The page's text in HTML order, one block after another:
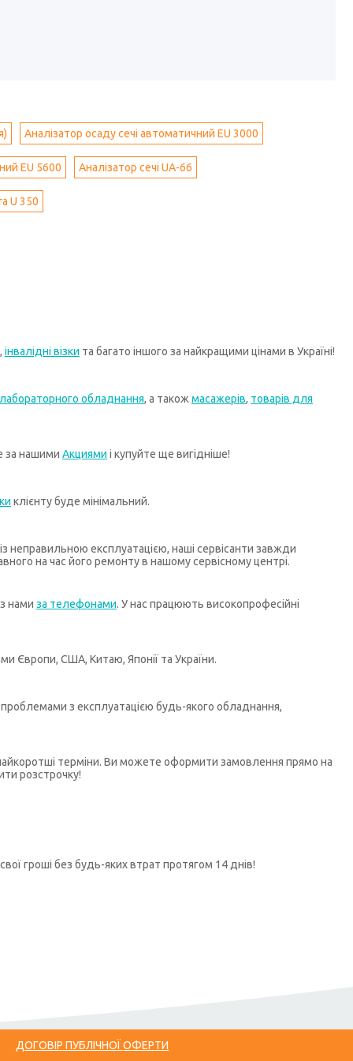
Аналізатор осаду сечі автоматичний EU 3000
EU 5600 Аналізатор сечі UA-66
U 350
, інвалідні візки та багато іншого за найкращими цінами в Україні!
лабораторного обладнання, а такожмасажерів, товарів для
за нашими Акциями і купуйте ще вигідніше!
клієнту буде мінімальний.
неправильною експлуатацією, наші сервісанти завжди
на час його ремонту в нашому сервісному центрі.
нами за телефонами. У нас працюють високопрофесійні
Європи, США, Китаю, Японії та України.
з експлуатацією будь-якого обладнання,
терміни. Ви можете оформити замовлення прямо на
розстрочку!
гроші без будь-яких втрат протягом 14 днів!
ДОГОВІР ПУБЛІЧНОЇ ОФЕРТИ